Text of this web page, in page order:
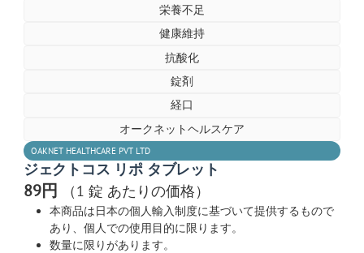
栄養不足
健康維持
抗酸化
錠剤
経口
オークネットヘルスケア
OAKNET HEALTHCARE PVT LTD
ジェクトコス リポ タブレット
89円 （1 錠 あたりの価格）
本商品は日本の個人輸入制度に基づいて提供するもので
あり、個人での使用目的に限ります。
数量に限りがあります。